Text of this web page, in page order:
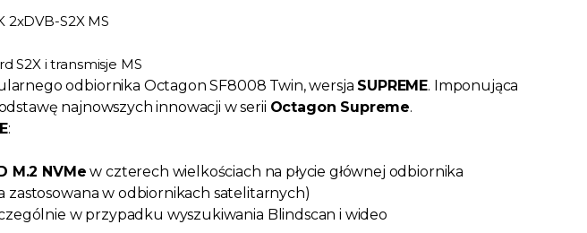
2xDVB-S2X MS
S2X i transmisje MS
odbiornika Octagon SF8008 Twin, wersja SUPREME. Imponująca
najnowszych innowacji w serii Octagon Supreme.
:
M.2 NVMe w czterech wielkościach na płycie głównej odbiornika
w odbiornikach satelitarnych)
w przypadku wyszukiwania Blindscan i wideo